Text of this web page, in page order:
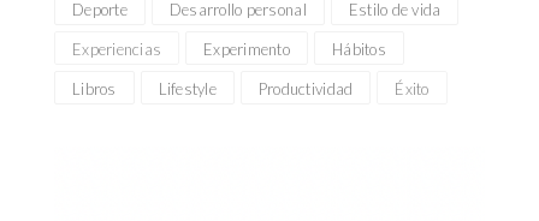
Deporte Desarrollo personal Estilo de vida
Experiencias Experimento Hábitos
Libros Lifestyle Productividad Éxito